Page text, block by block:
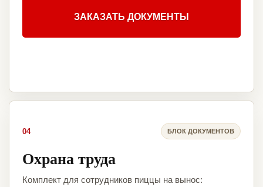
ЗАКАЗАТЬ ДОКУМЕНТЫ
04 БЛОК ДОКУМЕНТОВ
Охрана труда
Комплект для сотрудников пиццы на вынос: